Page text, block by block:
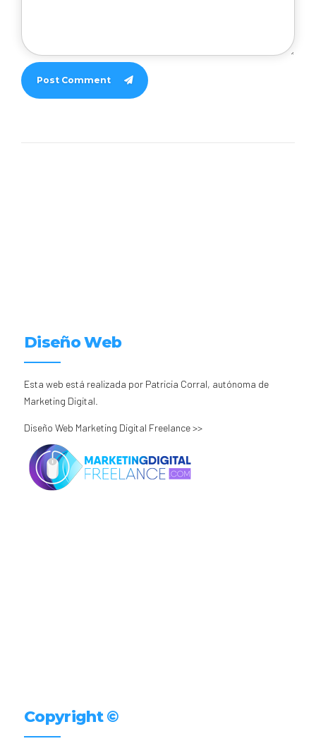
Post Comment
Diseño Web
Esta web está realizada por Patricia Corral, autónoma de
Marketing Digital.
Diseño Web Marketing Digital Freelance >>
Copyright ©